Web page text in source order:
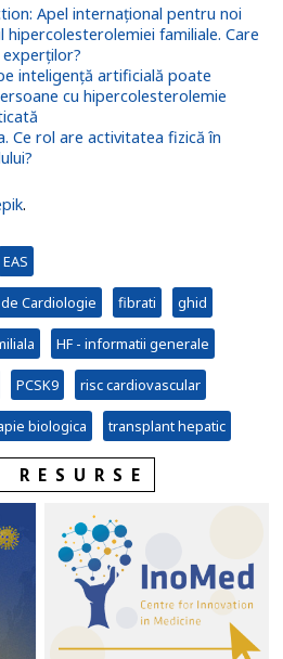
Apel internațional pentru noi
familiale. Care
inteligență artificială poate
cu hipercolesterolemie
Ce rol are activitatea fizică în
.
EAS
Cardiologie fibrati ghid
HF - informatii generale
PCSK9 risc cardiovascular
biologica transplant hepatic
RESURSE